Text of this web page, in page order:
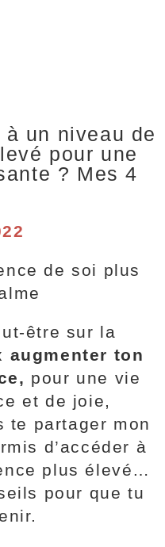
un niveau de
pour une
? Mes 4
être sur la
augmenter ton
pour une vie
et de joie,
te partager mon
d’accéder à
plus élevé…
pour que tu